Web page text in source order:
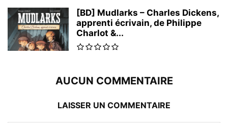
[BD] Mudlarks – Charles Dickens,
apprenti écrivain, de Philippe
Charlot &...
AUCUN COMMENTAIRE
LAISSER UN COMMENTAIRE